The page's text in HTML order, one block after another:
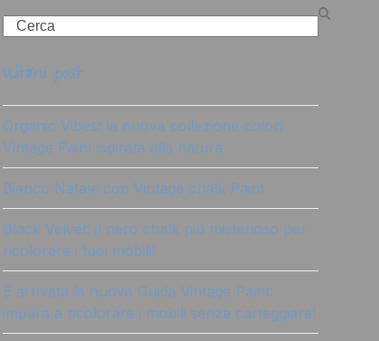
Search
ultimi post
Organic Vibes: la nuova collezione colori
Vintage Paint ispirata alla natura
Bianco Natale con Vintage chalk Paint
Black Velvet: il nero chalk più misterioso per
ricolorare i tuoi mobili!
È arrivata la nuova Guida Vintage Paint:
impara a ricolorare i mobili senza carteggiare!